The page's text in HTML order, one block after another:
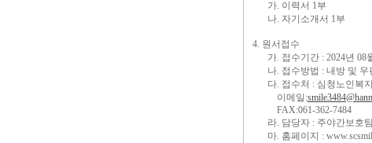
가. 이력서 1부
나. 자기소개서 1부
4. 원서접수
가. 접수기간 : 2024년 08
나. 접수방법 : 내방 및
다. 접수처 : 심청노인복
이메일:
FAX:061-362-7484
라. 담당자 : 주야간보호
마. 홈페이지 :